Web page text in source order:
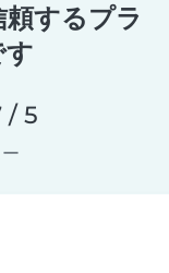
するプラ
す
/ 5